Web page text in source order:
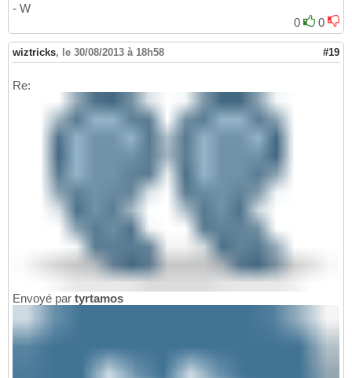
- W
0
0
wiztricks, le 30/08/2013 à 18h58 #19
Re:
Envoyé par tyrtamos